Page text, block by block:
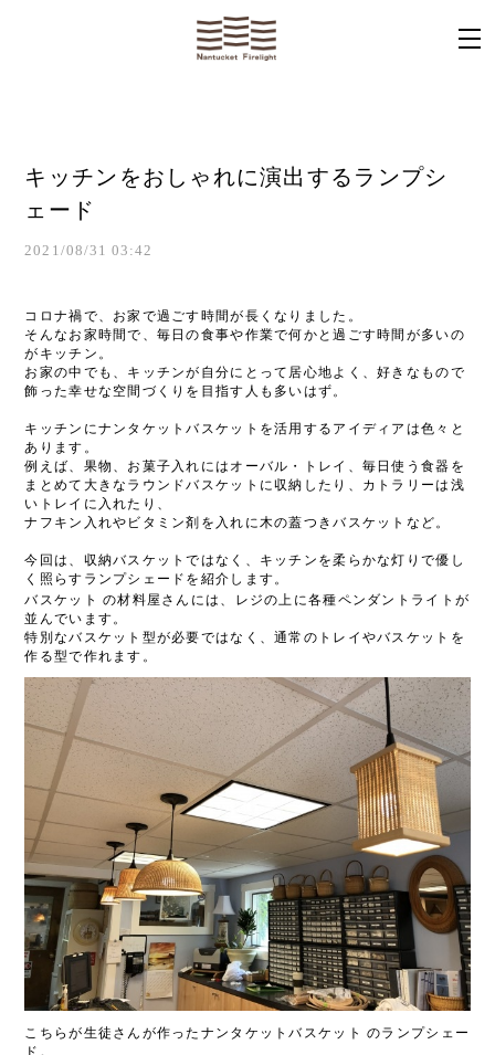
キッチンをおしゃれに演出するランプシ
ェード
2021/08/31 03:42
コロナ禍で、お家で過ごす時間が長くなりました。
そんなお家時間で、毎日の食事や作業で何かと過ごす時間が多いの
がキッチン。
お家の中でも、キッチンが自分にとって居心地よく、好きなもので
飾った幸せな空間づくりを目指す人も多いはず。
キッチンにナンタケットバスケットを活用するアイディアは色々と
あります。
例えば、果物、お菓子入れにはオーバル・トレイ、毎日使う食器を
まとめて大きなラウンドバスケットに収納したり、カトラリーは浅
いトレイに入れたり、
ナフキン入れやビタミン剤を入れに木の蓋つきバスケットなど。
今回は、収納バスケットではなく、キッチンを柔らかな灯りで優し
く照らすランプシェードを紹介します。
バスケット の材料屋さんには、レジの上に各種ペンダントライトが
並んでいます。
特別なバスケット型が必要ではなく、通常のトレイやバスケットを
作る型で作れます。
こちらが生徒さんが作ったナンタケットバスケット のランプシェー